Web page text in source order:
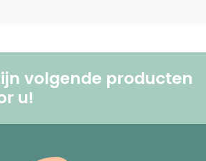
volgende producten
u!